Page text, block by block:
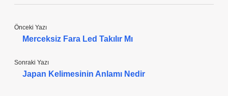
Önceki Yazı
Merceksiz Fara Led Takılır Mı
Sonraki Yazı
Japan Kelimesinin Anlamı Nedir